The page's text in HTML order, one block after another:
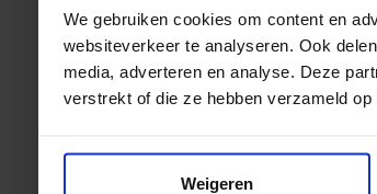
We gebruiken cookies om content en
websiteverkeer te analyseren. Ook
media, adverteren en analyse. Deze
verstrekt of die ze hebben verzameld
Weigeren
Lees meer nieuws
Deel dit bericht op social media!